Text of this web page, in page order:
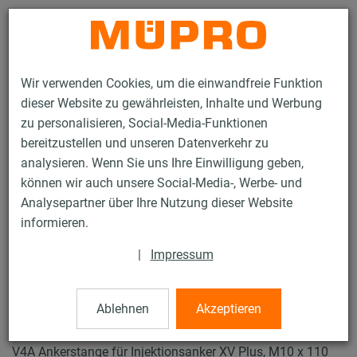
Wir verwenden Cookies, um die einwandfreie Funktion
dieser Website zu gewährleisten, Inhalte und Werbung
zu personalisieren, Social-Media-Funktionen
bereitzustellen und unseren Datenverkehr zu
analysieren. Wenn Sie uns Ihre Einwilligung geben,
können wir auch unsere Social-Media-, Werbe- und
Analysepartner über Ihre Nutzung dieser Website
informieren.
| Impressum
Ablehnen Akzeptieren
Kontakt
Produkte Befestigungstechnik
Dübel
Ankerstangen für Injektionsanker XV Plus
Ankerstangen für
Injektionsanker XV Plus
V4A Ankerstange für Injektionsanker XV Plus, M10 x 110